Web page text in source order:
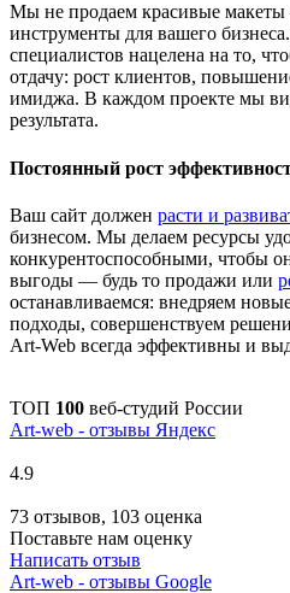
Мы не продаем красивые
инструменты для вашего
специалистов нацелена на то,
отдачу: рост клиентов,
имиджа. В каждом проекте мы
результата.
Постоянный рост
Ваш сайт должен расти и
бизнесом. Мы делаем ресурсы
конкурентоспособными, чтобы
выгоды — будь то продажи или
останавливаемся: внедряем
подходы, совершенствуем
Art-Web всегда эффективны и
ТОП 100 веб-студий России
Art-web - отзывы Яндекс
4.9
73 отзывов, 103 оценка
Поставьте нам оценку
Написать отзыв
Art-web - отзывы Google